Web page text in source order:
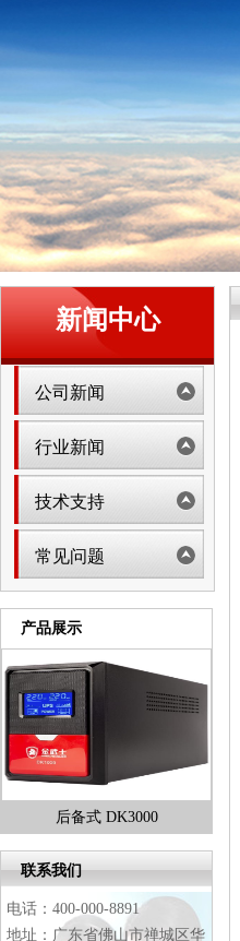
新闻中心
公司新闻
行业新闻
技术支持
常见问题
产品展示
后备式 DK3000
3
4
联系我们
电话：400-000-8891
地址：广东省佛山市禅城区华